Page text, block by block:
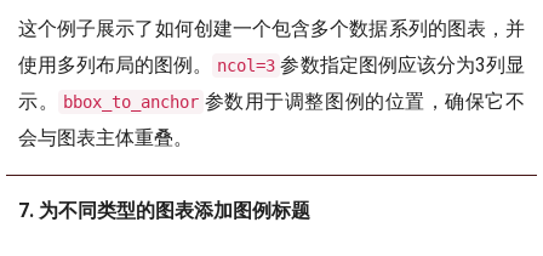
这个例子展示了如何创建一个包含多个数据系列的图表，并
使用多列布局的图例。
ncol=3 参数指定图例应该分为3列显
示。
bbox_to_anchor 参数用于调整图例的位置，确保它不
会与图表主体重叠。
7. 为不同类型的图表添加图例标题